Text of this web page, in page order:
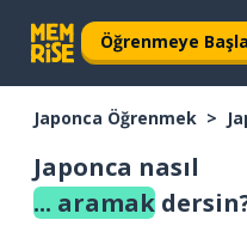
Öğrenmeye Başla
Japonca Öğrenmek
Japonca nasıl
... aramak